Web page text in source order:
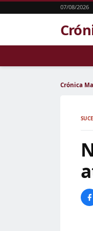
07/08/2026
Crónica